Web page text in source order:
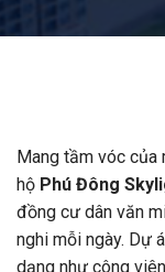
Mang tầm vóc của
hộ Phú Đông
đồng cư dân văn
nghi mỗi ngày. Dự
dạng như công